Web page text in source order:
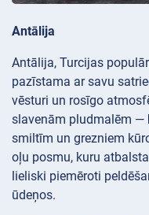
Antālija
Antālija, Turcijas
pazīstama ar savu
vēsturi un rosīgo
slavenām pludmalēm —
smiltīm un grezniem
oļu posmu, kuru
lieliski piemēroti
ūdeņos.